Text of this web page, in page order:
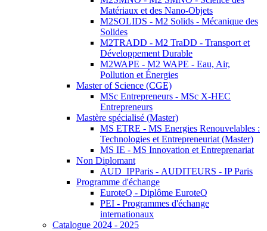
Matériaux et des Nano-Objets
M2SOLIDS - M2 Solids - Mécanique des
Solides
M2TRADD - M2 TraDD - Transport et
Développement Durable
M2WAPE - M2 WAPE - Eau, Air,
Pollution et Énergies
Master of Science (CGE)
MSc Entrepreneurs - MSc X-HEC
Entrepreneurs
Mastère spécialisé (Master)
MS ETRE - MS Energies Renouvelables :
Technologies et Entrepreneuriat (Master)
MS IE - MS Innovation et Entreprenariat
Non Diplomant
AUD_IPParis - AUDITEURS - IP Paris
Programme d'échange
EuroteQ - Diplôme EuroteQ
PEI - Programmes d'échange
internationaux
Catalogue 2024 - 2025